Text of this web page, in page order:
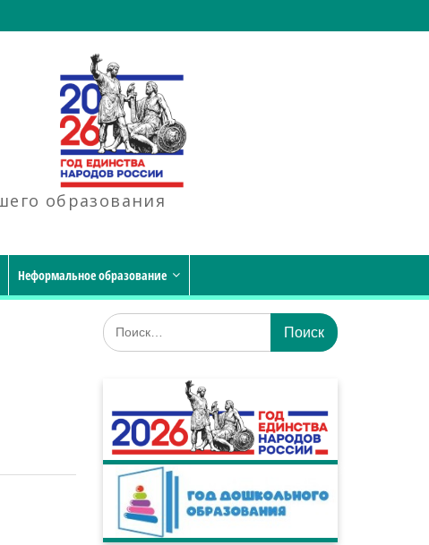
образования
Неформальное образование
Искать: